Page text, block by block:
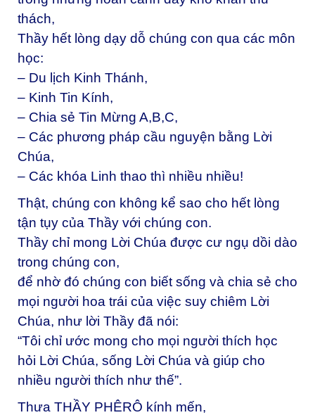
thách,
Thầy hết lòng dạy dỗ chúng con qua các môn
học:
– Du lịch Kinh Thánh,
– Kinh Tin Kính,
– Chia sẻ Tin Mừng A,B,C,
– Các phương pháp cầu nguyện bằng Lời
Chúa,
– Các khóa Linh thao thì nhiều nhiều!
Thật, chúng con không kể sao cho hết lòng
tận tụy của Thầy với chúng con.
Thầy chỉ mong Lời Chúa được cư ngụ dồi dào
trong chúng con,
để nhờ đó chúng con biết sống và chia sẻ cho
mọi người hoa trái của việc suy chiêm Lời
Chúa, như lời Thầy đã nói:
“Tôi chỉ ước mong cho mọi người thích học
hỏi Lời Chúa, sống Lời Chúa và giúp cho
nhiều người thích như thế”.
Thưa THẦY PHÊRÔ kính mến,